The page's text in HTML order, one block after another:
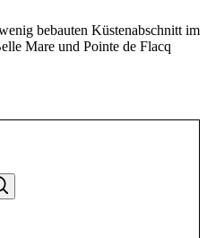
bebauten Küstenabschnitt im
Mare und Pointe de Flacq